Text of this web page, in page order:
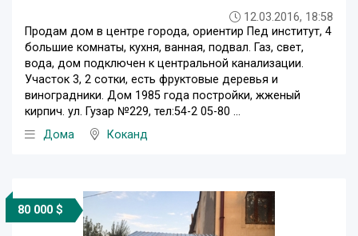
12.03.2016, 18:58
Продам дом в центре города, ориентир Пед институт, 4
большие комнаты, кухня, ванная, подвал. Газ, свет,
вода, дом подключен к центральной канализации.
Участок 3, 2 сотки, есть фруктовые деревья и
виноградники. Дом 1985 года постройки, жженый
кирпич. ул. Гузар №229, тел:54-2 05-80 ...
Дома
Коканд
80 000 $